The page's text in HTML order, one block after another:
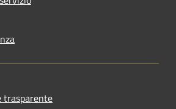
trasparente